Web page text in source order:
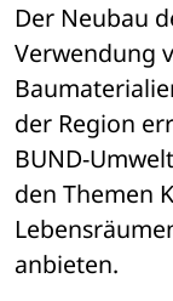
Der Neubau
Verwendung
der Region
BUND-
den Themen
anbieten.